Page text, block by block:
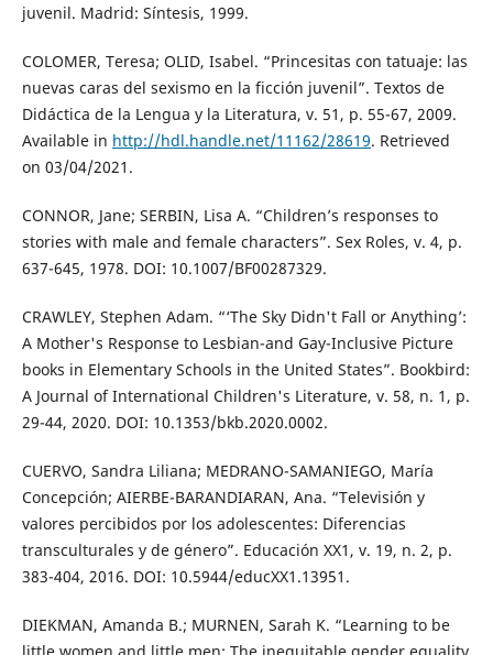
juvenil. Madrid: Síntesis, 1999.
COLOMER, Teresa; OLID, Isabel. “Princesitas con tatuaje: las
nuevas caras del sexismo en la ficción juvenil”. Textos de
Didáctica de la Lengua y la Literatura, v. 51, p. 55-67, 2009.
Available in http://hdl.handle.net/11162/28619. Retrieved
on 03/04/2021.
CONNOR, Jane; SERBIN, Lisa A. “Children’s responses to
stories with male and female characters”. Sex Roles, v. 4, p.
637-645, 1978. DOI: 10.1007/BF00287329.
CRAWLEY, Stephen Adam. “‘The Sky Didn't Fall or Anything’:
A Mother's Response to Lesbian-and Gay-Inclusive Picture
books in Elementary Schools in the United States”. Bookbird:
A Journal of International Children's Literature, v. 58, n. 1, p.
29-44, 2020. DOI: 10.1353/bkb.2020.0002.
CUERVO, Sandra Liliana; MEDRANO-SAMANIEGO, María
Concepción; AIERBE-BARANDIARAN, Ana. “Televisión y
valores percibidos por los adolescentes: Diferencias
transculturales y de género”. Educación XX1, v. 19, n. 2, p.
383-404, 2016. DOI: 10.5944/educXX1.13951.
DIEKMAN, Amanda B.; MURNEN, Sarah K. “Learning to be